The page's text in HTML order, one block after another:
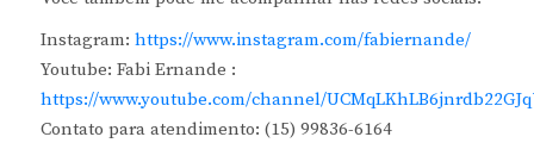
Instagram: https://www.instagram.com/fabiernande/
Youtube: Fabi Ernande :
https://www.youtube.com/channel/
Contato para atendimento: (15) 99836-6164